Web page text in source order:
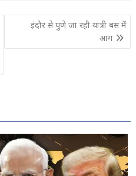
इंदौर से पुणे जा रही यात्री बस में
आग